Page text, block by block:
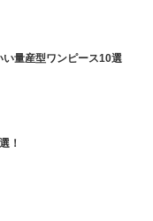
量産型ワンピース10選
！